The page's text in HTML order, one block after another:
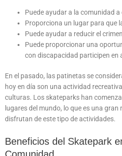
Puede ayudar a la comunidad
Proporciona un lugar para que
Puede ayudar a reducir el
Puede proporcionar una
con discapacidad participen en
En el pasado, las patinetas se
hoy en día son una actividad
culturas. Los skateparks han
lugares del mundo, lo que es una
disfrutan de este tipo de actividades.
Beneficios del Skatepark